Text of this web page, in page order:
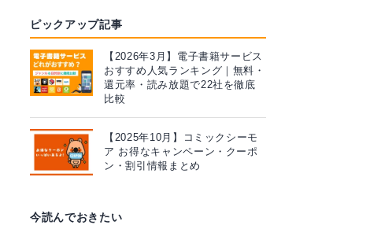
ピックアップ記事
【2026年3月】電子書籍サービス
おすすめ人気ランキング｜無料・
還元率・読み放題で22社を徹底
比較
【2025年10月】コミックシーモ
ア お得なキャンペーン・クーポ
ン・割引情報まとめ
今読んでおきたい